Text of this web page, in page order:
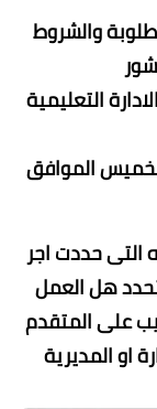
والشروط
التعليمية
الموافق
حددت اجر
تحدد هل العمل
على المتقدم
او المديرية